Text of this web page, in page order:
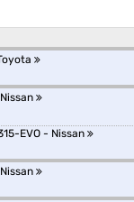
EVO - Nissan